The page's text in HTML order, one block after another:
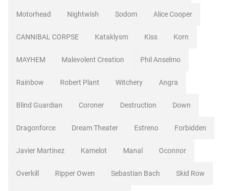
Motorhead Nightwish Sodom Alice Cooper
CANNIBAL CORPSE Kataklysm Kiss Korn
MAYHEM Malevolent Creation Phil Anselmo
Rainbow Robert Plant Witchery Angra
Blind Guardian Coroner Destruction Down
Dragonforce Dream Theater Estreno Forbidden
Javier Martinez Kamelot Manal Oconnor
Overkill Ripper Owen Sebastian Bach Skid Row